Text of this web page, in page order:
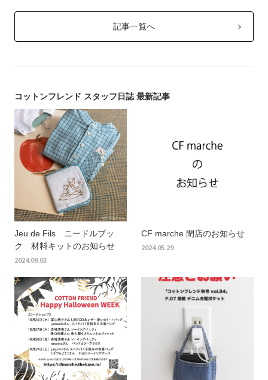
記事一覧へ
コットンフレンド スタッフ日誌 最新記事
Jeu de Fils ニードルブッ
ク 材料キットのお知らせ
2024.09.03
CF marche 閉店のお知らせ
2024.05.29